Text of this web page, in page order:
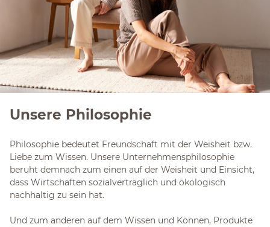
Unsere Philosophie
Philosophie bedeutet Freundschaft mit der Weisheit bzw.
Liebe zum Wissen. Unsere Unternehmensphilosophie
beruht demnach zum einen auf der Weisheit und Einsicht,
dass Wirtschaften sozialverträglich und ökologisch
nachhaltig zu sein hat.
Und zum anderen auf dem Wissen und Können, Produkte